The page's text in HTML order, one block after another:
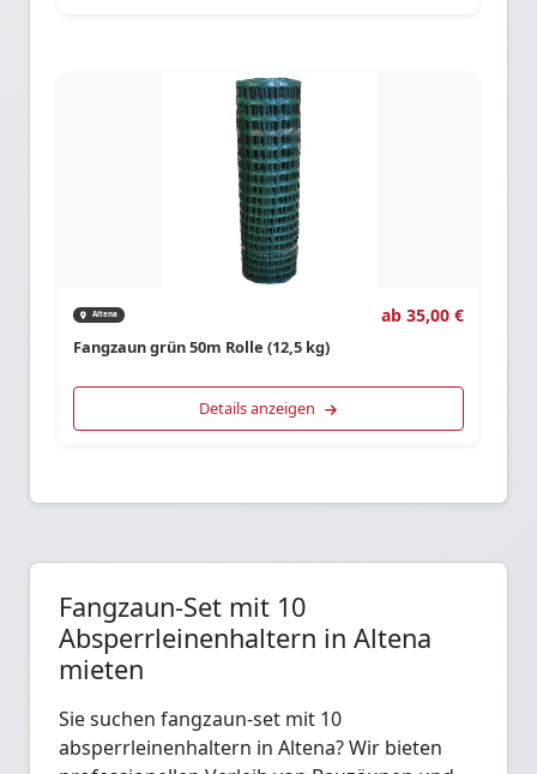
Altena ab 35,00 €
Fangzaun grün 50m Rolle (12,5 kg)
Details anzeigen
Fangzaun-Set mit 10
Absperrleinenhaltern in Altena
mieten
Sie suchen fangzaun-set mit 10
absperrleinenhaltern in Altena? Wir bieten